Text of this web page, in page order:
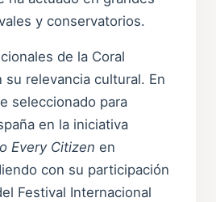
y conservatorios.
de la Coral
su relevancia cultural. En
seleccionado para
en la iniciativa
Every Citizen en
con su participación
Festival Internacional